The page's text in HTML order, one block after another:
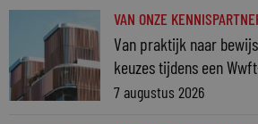
VAN ONZE
Van praktijk naar
keuzes tijdens een
7 augustus 2026